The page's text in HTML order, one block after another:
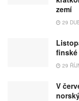
zemí
29
finské
29
V